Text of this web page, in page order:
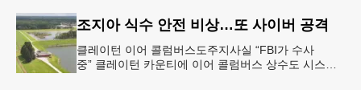
조지아 식수 안전 비상…또 사이버 공격
클레이턴 이어 콜럼버스도주지사실 “FBI가 수사
중” 클레이턴 카운티에 이어 콜럼버스 상수도 시스템